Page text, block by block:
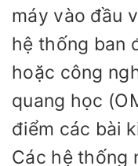
máy vào đầu
hệ thống ban
hoặc công
quang học
điểm các bài
Các hệ thống